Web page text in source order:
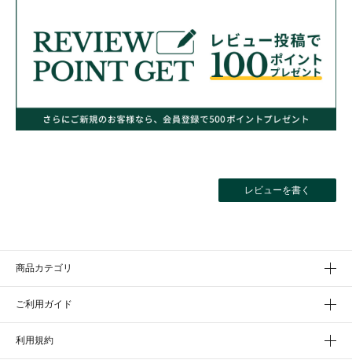
レビューを書く
商品カテゴリ
ご利用ガイド
利用規約